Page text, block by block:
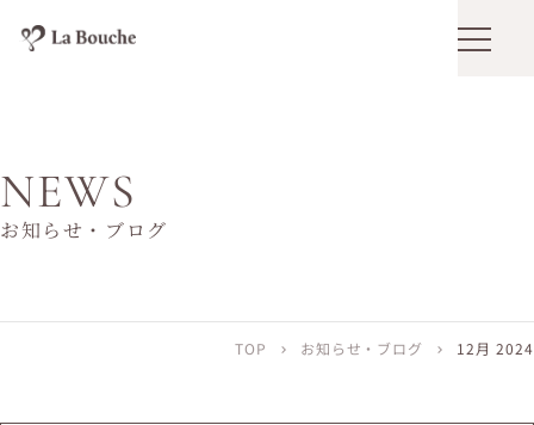
メニュ
NEWS
お知らせ・ブログ
TOP chevron_right お知らせ・ブログ chevron_right 12月 2024